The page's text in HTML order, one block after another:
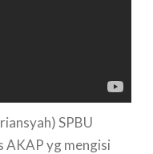
SPBU
AKAP yg mengisi